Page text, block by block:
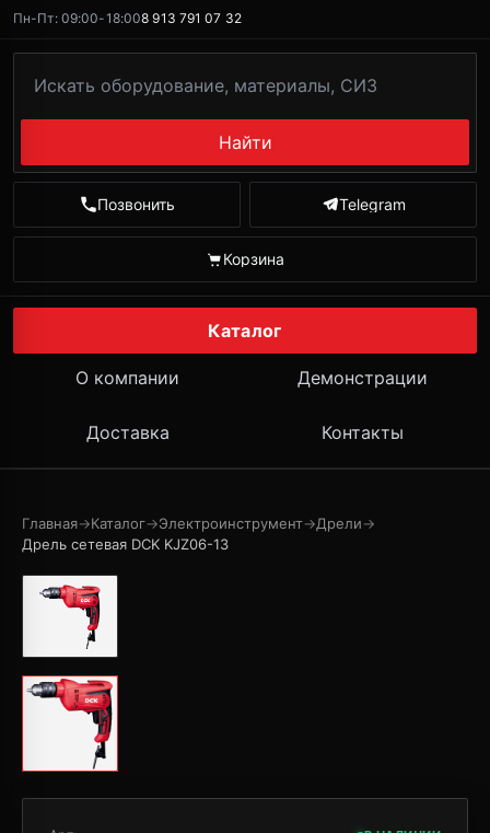
Пн-Пт: 09:00-18:008 913 791 07 32
Найти
Позвонить Telegram
Корзина
Каталог
О компании Демонстрации
Доставка Контакты
Главная→Каталог→Электроинструмент→Дрели→
Дрель сетевая DCK KJZ06-13